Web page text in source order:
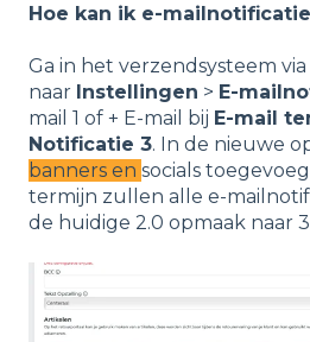
Hoe kan ik e-
Ga in het verzendsysteem
naar Instellingen > E-
mail 1 of + E-mail bij E-mail
Notificatie 3. In de nieuwe
banners en socials
termijn zullen alle e-
de huidige 2.0 opmaak naar